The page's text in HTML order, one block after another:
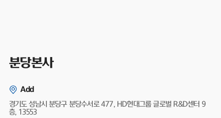
분당본사
Add
경기도 성남시 분당구 분당수서로 477, HD현대그룹 글로벌 R&D센터 9
층, 13553